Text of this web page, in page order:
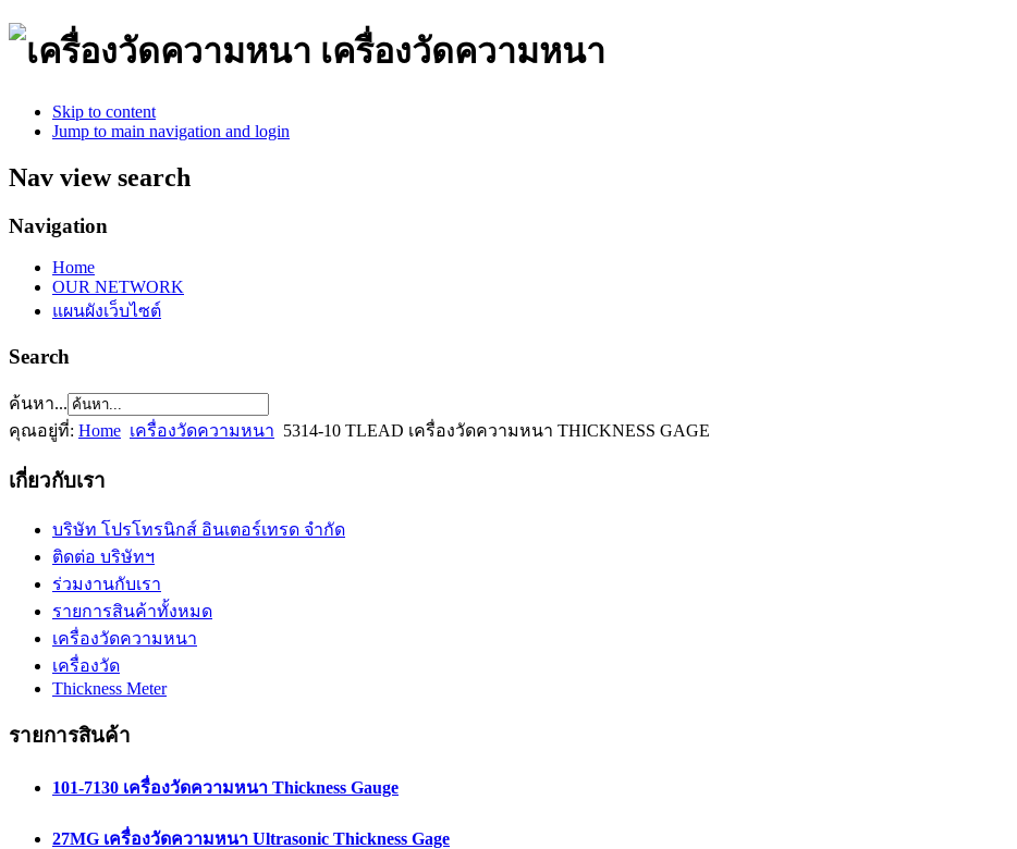
เครื่องวัดความหนา
Skip to content
Jump to main navigation and login
Nav view search
Navigation
Home
OUR NETWORK
แผนผังเว็บไซต์
Search
ค้นหา...
คุณอยู่ที่: Home เครื่องวัดความหนา 5314-10 TLEAD เครื่องวัดความหนา THICKNESS GAGE
เกี่ยวกับเรา
บริษัท โปรโทรนิกส์ อินเตอร์เทรด จำกัด
ติดต่อ บริษัทฯ
ร่วมงานกับเรา
รายการสินค้าทั้งหมด
เครื่องวัดความหนา
เครื่องวัด
Thickness Meter
รายการสินค้า
101-7130 เครื่องวัดความหนา Thickness Gauge
27MG เครื่องวัดความหนา Ultrasonic Thickness Gage